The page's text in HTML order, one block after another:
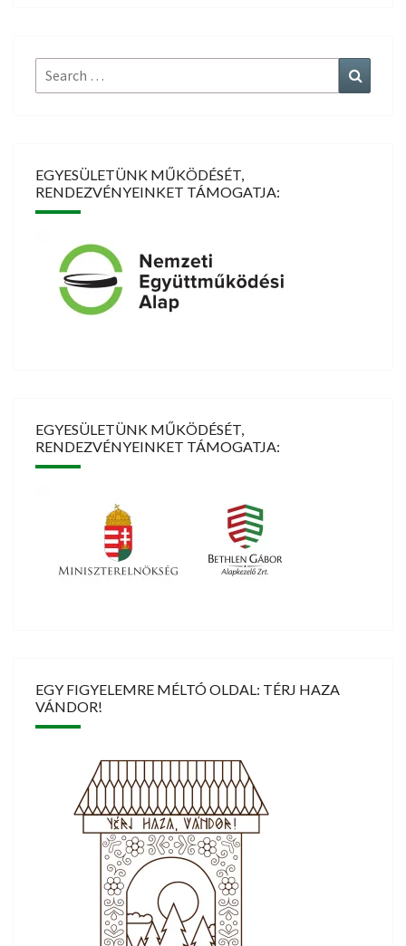
Search
for:
EGYESÜLETÜNK MŰKÖDÉSÉT,
RENDEZVÉNYEINKET TÁMOGATJA:
EGYESÜLETÜNK MŰKÖDÉSÉT,
RENDEZVÉNYEINKET TÁMOGATJA:
EGY FIGYELEMRE MÉLTÓ OLDAL: TÉRJ HAZA
VÁNDOR!